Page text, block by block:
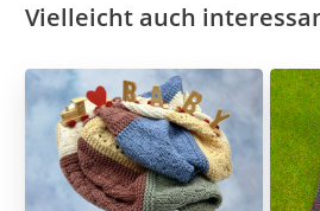
Vielleicht auch